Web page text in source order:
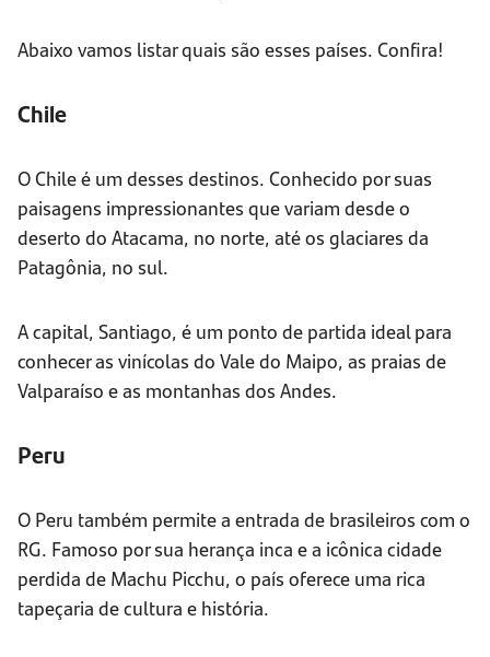
Abaixo vamos listar quais são esses países. Confira!
Chile
O Chile é um desses destinos. Conhecido por suas
paisagens impressionantes que variam desde o
deserto do Atacama, no norte, até os glaciares da
Patagônia, no sul.
A capital, Santiago, é um ponto de partida ideal para
conhecer as vinícolas do Vale do Maipo, as praias de
Valparaíso e as montanhas dos Andes.
Peru
O Peru também permite a entrada de brasileiros com o
RG. Famoso por sua herança inca e a icônica cidade
perdida de Machu Picchu, o país oferece uma rica
tapeçaria de cultura e história.